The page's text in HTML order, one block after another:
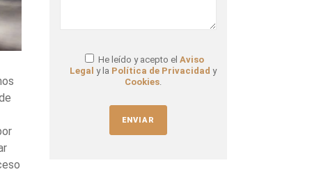
He leído y acepto el Aviso
Legal y la Política de Privacidad y
Cookies.